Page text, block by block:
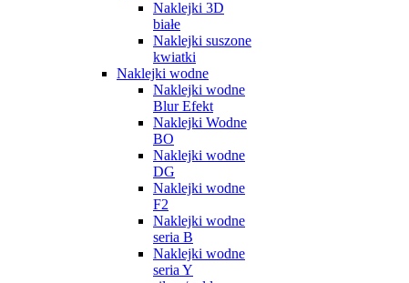
Naklejki 3D
białe
Naklejki suszone
kwiatki
Naklejki wodne
Naklejki wodne
Blur Efekt
Naklejki Wodne
BO
Naklejki wodne
DG
Naklejki wodne
F2
Naklejki wodne
seria B
Naklejki wodne
seria Y